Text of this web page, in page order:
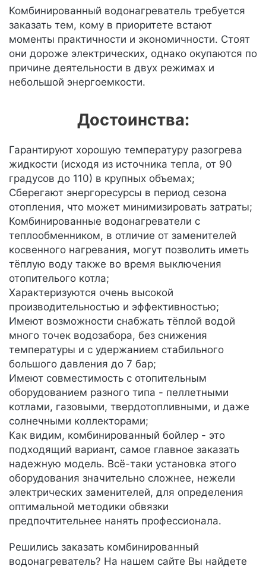
Комбинированный водонагреватель требуется
заказать тем, кому в приоритете встают
моменты практичности и экономичности. Стоят
они дороже электрических, однако окупаются по
причине деятельности в двух режимах и
небольшой энергоемкости.
Достоинства:
Гарантируют хорошую температуру разогрева
жидкости (исходя из источника тепла, от 90
градусов до 110) в крупных объемах;
Сберегают энергоресурсы в период сезона
отопления, что может минимизировать затраты;
Комбинированные водонагреватели с
теплообменником, в отличие от заменителей
косвенного нагревания, могут позволить иметь
тёплую воду также во время выключения
отопителього котла;
Характеризуются очень высокой
производительностью и эффективностью;
Имеют возможности снабжать тёплой водой
много точек водозабора, без снижения
температуры и с удержанием стабильного
большого давления до 7 бар;
Имеют совместимость с отопительным
оборудованием разного типа - пеллетными
котлами, газовыми, твердотопливными, и даже
солнечными коллекторами;
Как видим, комбинированный бойлер - это
подходящий вариант, самое главное заказать
надежную модель. Всё-таки установка этого
оборудования значительно сложнее, нежели
электрических заменителей, для определения
оптимальной методики обвязки
предпочтительнее нанять профессионала.
Решились заказать комбинированный
водонагреватель? На нашем сайте Вы найдете